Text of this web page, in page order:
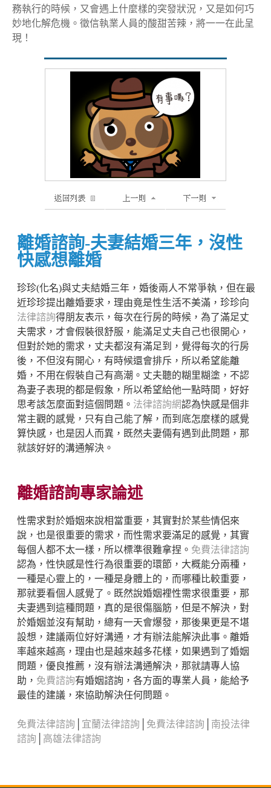
務執行的時候，又會遇上什麼樣的突發狀況，又是如何巧
妙地化解危機。徵信執業人員的酸甜苦辣，將一一在此呈
現！
離婚諮詢-夫妻結婚三年，沒性
快感想離婚
珍珍(化名)與丈夫結婚三年，婚後兩人不常爭執，但在最
近珍珍提出離婚要求，理由竟是性生活不美滿，珍珍向
法律諮詢得朋友表示，每次在行房的時候，為了滿足丈
夫需求，才會假裝很舒服，能滿足丈夫自己也很開心，
但對於她的需求，丈夫都沒有滿足到，覺得每次的行房
後，不但沒有開心，有時候還會排斥，所以希望能離
婚，不用在假裝自己有高潮。丈夫聽的糊里糊塗，不認
為妻子表現的都是假象，所以希望給他一點時間，好好
思考該怎麼面對這個問題。 法律諮詢網認為快感是個非
常主觀的感覺，只有自己能了解，而到底怎麼樣的感覺
算快感，也是因人而異，既然夫妻倆有遇到此問題，那
就該好好的溝通解決。
離婚諮詢專家論述
性需求對於婚姻來說相當重要，其實對於某些情侶來
說，也是很重要的需求，而性需求要滿足的感覺，其實
每個人都不太一樣，所以標準很難拿捏。 免費法律諮詢
認為，性快感是性行為很重要的環節，大概能分兩種，
一種是心靈上的，一種是身體上的，而哪種比較重要，
那就要看個人感覺了。既然說婚姻裡性需求很重要，那
夫妻遇到這種問題，真的是很傷腦筋，但是不解決，對
於婚姻並沒有幫助，總有一天會爆發，那後果更是不堪
設想，建議兩位好好溝通，才有辦法能解決此事。離婚
率越來越高，理由也是越來越多花樣，如果遇到了婚姻
問題，優良推薦，沒有辦法溝通解決，那就請專人協
助， 免費諮詢有婚姻諮詢，各方面的專業人員，能給予
最佳的建議，來協助解決任何問題。
免費法律諮詢 宜蘭法律諮詢 免費法律諮詢
南投法律
諮詢
高雄法律諮詢